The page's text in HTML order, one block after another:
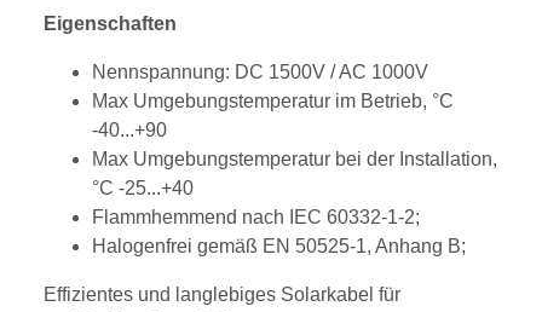
Eigenschaften
Nennspannung: DC 1500V / AC 1000V
Max Umgebungstemperatur im Betrieb, °С
-40...+90
Max Umgebungstemperatur bei der Installation,
°С -25...+40
Flammhemmend nach IEC 60332-1-2;
Halogenfrei gemäß EN 50525-1, Anhang B;
Effizientes und langlebiges Solarkabel für